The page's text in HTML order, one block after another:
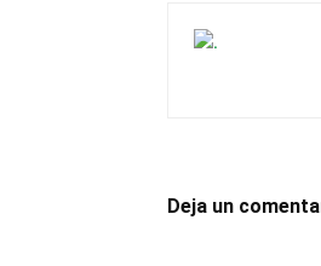
Deja un